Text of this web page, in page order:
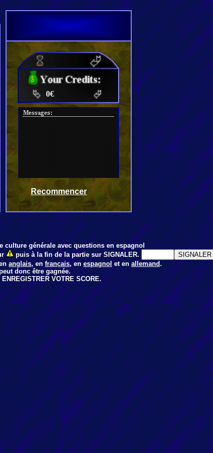
0€
Recommencer
générale avec questions en espagnol
puis à la fin de la partie sur SIGNALER.
anglais, en français, enespagnolet enallemand.
donc être gagnée.
VOTRE SCORE.